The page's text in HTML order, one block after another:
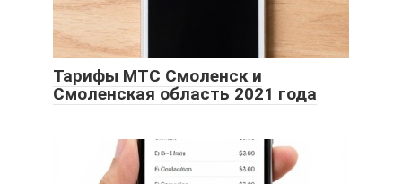
Тарифы МТС Смоленск и
Смоленская область 2021 года